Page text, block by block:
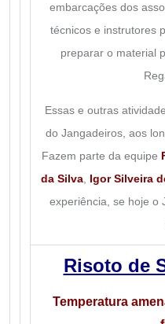
embarcações dos
técnicos e instrutores
preparar o material
Essas e outras
do Jangadeiros, aos
Fazem parte da equipe
da Silva Igor Silveira
experiência, se hoje o
Risoto de
Temperatura